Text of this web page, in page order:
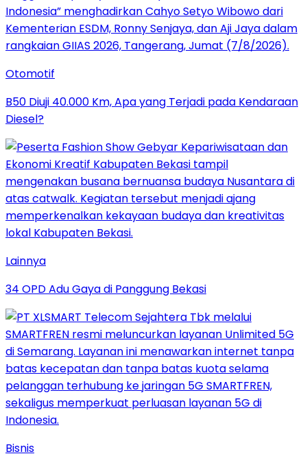
Otomotif
B50 Diuji 40.000 Km, Apa yang Terjadi pada Kendaraan
Diesel?
Lainnya
34 OPD Adu Gaya di Panggung Bekasi
Bisnis